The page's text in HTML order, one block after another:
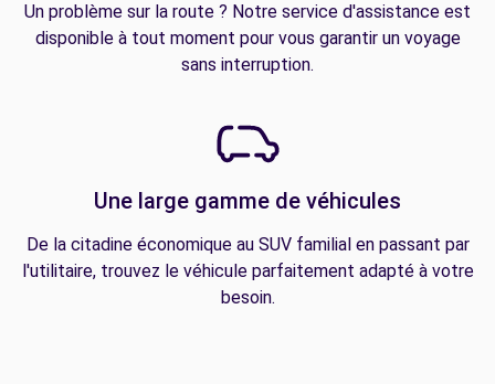
Un problème sur la route ? Notre service d'assistance est
disponible à tout moment pour vous garantir un voyage
sans interruption.
Une large gamme de véhicules
De la citadine économique au SUV familial en passant par
l'utilitaire, trouvez le véhicule parfaitement adapté à votre
besoin.